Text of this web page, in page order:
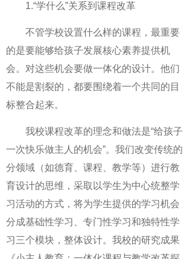
1.“学什么”关系到课程改革
不管学校设置什么样的课程，最重要
的是要能够给孩子发展核心素养提供机
会。对这些机会要做一体化的设计。他们
不能是割裂的，都要围绕着一个共同的目
标整合起来。
我校课程改革的理念和做法是“给孩子
一次快乐做主人的机会”。我们改变传统的
分领域（如德育、课程、教学等）进行教
育设计的思维，采取以学生为中心统整学
习活动的方式，将为学生提供的学习机会
分成基础性学习、专门性学习和独特性学
习三个模块，整体设计。我校的研究成果